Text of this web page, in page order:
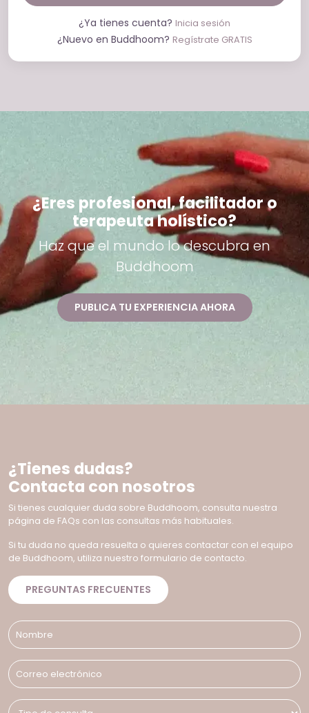
¿Ya tienes cuenta? Inicia sesión
¿Nuevo en Buddhoom? Regístrate GRATIS
¿Eres profesional, facilitador o
terapeuta holístico?
Haz que el mundo lo descubra en
Buddhoom
PUBLICA TU EXPERIENCIA AHORA
¿Tienes dudas?
Contacta con nosotros
Si tienes cualquier duda sobre Buddhoom, consulta nuestra
página de FAQs con las consultas más habituales.
Si tu duda no queda resuelta o quieres contactar con el equipo
de Buddhoom, utiliza nuestro formulario de contacto.
PREGUNTAS FRECUENTES